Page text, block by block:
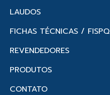
LAUDOS
FICHAS TÉCNICAS / FISPQ
REVENDEDORES
PRODUTOS
CONTATO